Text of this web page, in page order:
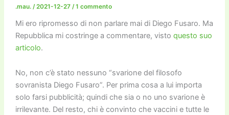
.mau. /2021-12-27 /1 commento
Mi ero ripromesso di non parlare mai di Diego Fusaro. Ma
Repubblica mi costringe a commentare, visto questo suo
articolo.
No, non c’è stato nessuno “svarione del filosofo
sovranista Diego Fusaro”. Per prima cosa a lui importa
solo farsi pubblicità; quindi che sia o no uno svarione è
irrilevante. Del resto, chi è convinto che vaccini e tutte le